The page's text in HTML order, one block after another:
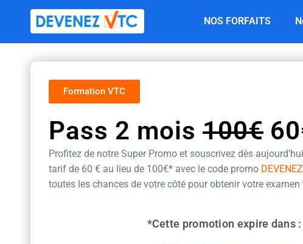
contenu
NOS FORFAITS
Formation VTC
Pass 2 mois 100€
Profitez de notre Super Promo et souscrivez dès
tarif de 60 € au lieu de 100€* avec le code promo
toutes les chances de votre côté pour obtenir votre examen
*Cette promotion expire dans :